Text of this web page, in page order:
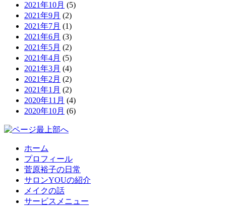
2021年10月 (5)
2021年9月 (2)
2021年7月 (1)
2021年6月 (3)
2021年5月 (2)
2021年4月 (5)
2021年3月 (4)
2021年2月 (2)
2021年1月 (2)
2020年11月 (4)
2020年10月 (6)
ホーム
プロフィール
菅原裕子の日常
サロンYOUの紹介
メイクの話
サービスメニュー